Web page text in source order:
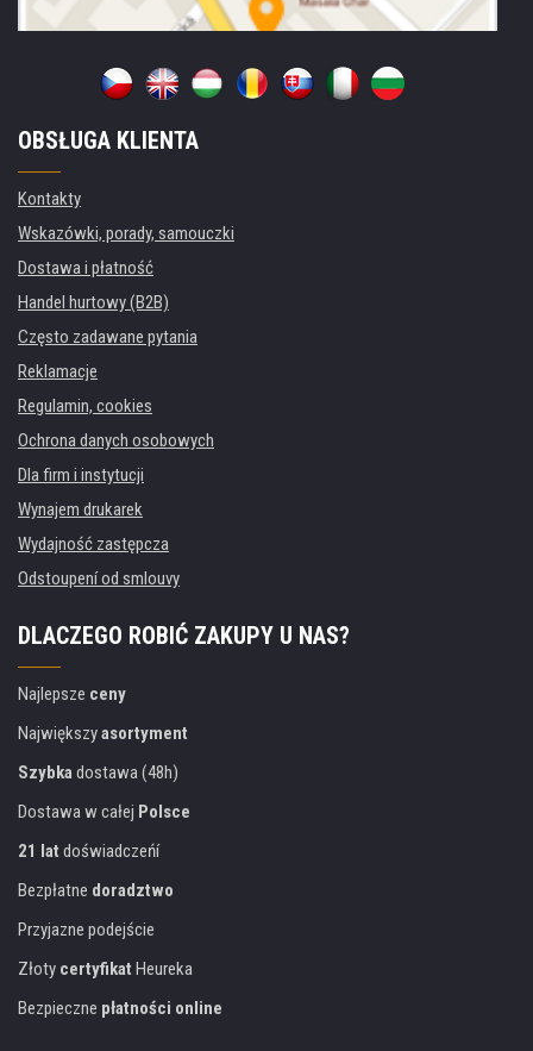
OBSŁUGA KLIENTA
Kontakty
Wskazówki, porady, samouczki
Dostawa i płatność
Handel hurtowy (B2B)
Często zadawane pytania
Reklamacje
Regulamin, cookies
Ochrona danych osobowych
Dla firm i instytucji
Wynajem drukarek
Wydajność zastępcza
Odstoupení od smlouvy
DLACZEGO ROBIĆ ZAKUPY U NAS?
Najlepsze ceny
Największyasortyment
Szybkadostawa (48h)
Dostawa w całej Polsce
21 lat doświadczeńí
Bezpłatne doradztwo
Przyjazne podejście
Złoty certyfikat Heureka
Bezpieczne płatności online